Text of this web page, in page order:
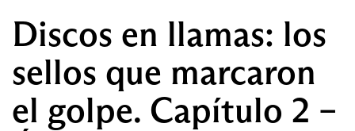
Discos en llamas: los
sellos que marcaron
el golpe. Capítulo 2 –